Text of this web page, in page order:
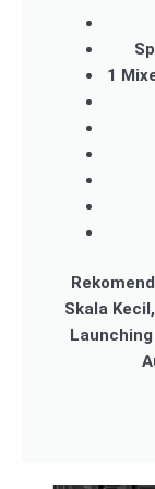
1
Skala